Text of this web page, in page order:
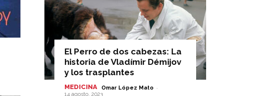
El Perro de dos cabezas: La
historia de Vladímir Démijov
y los trasplantes
MEDICINA Omar López Mato -
14 agosto, 2023